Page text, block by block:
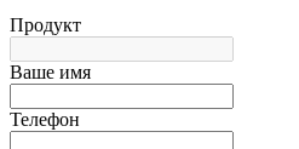
Продукт
Ваше имя
Телефон